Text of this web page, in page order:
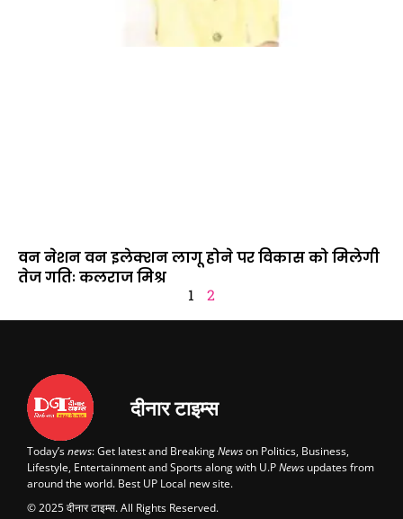
वन नेशन वन इलेक्शन लागू होने पर विकास को मिलेगी
तेज गतिः कलराज मिश्र
1 2
दीनार टाइम्स
Today’snews: Get latest and BreakingNewson Politics, Business,
Lifestyle, Entertainment and Sports along with U.PNews updates from
around the world. Best UP Local new site.
© 2025 दीनार टाइम्स. All Rights Reserved.